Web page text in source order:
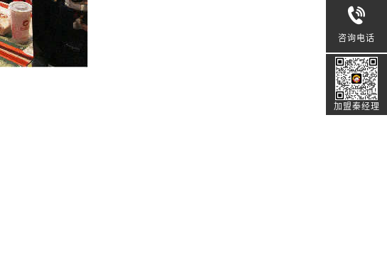
咨询电话
加盟秦经理